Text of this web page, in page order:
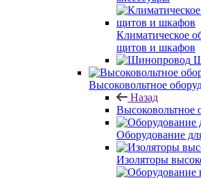
Климатическое
щитов и шкафов
Высоковольтное
Назад
Высоковольтное
Оборудование
Изоляторы